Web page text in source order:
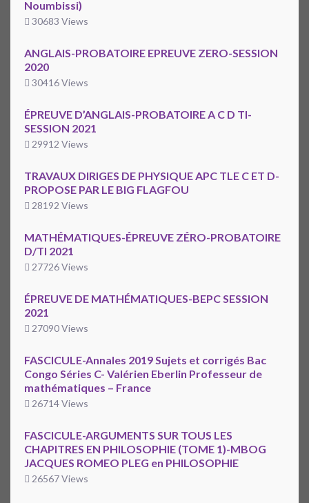
Noumbissi)
30683 Views
ANGLAIS-PROBATOIRE EPREUVE ZERO-SESSION
2020
30416 Views
ÉPREUVE D’ANGLAIS-PROBATOIRE A C D TI-
SESSION 2021
29912 Views
TRAVAUX DIRIGES DE PHYSIQUE APC TLE C ET D-
PROPOSE PAR LE BIG FLAGFOU
28192 Views
MATHÉMATIQUES-ÉPREUVE ZÉRO-PROBATOIRE
D/TI 2021
27726 Views
ÉPREUVE DE MATHÉMATIQUES-BEPC SESSION
2021
27090 Views
FASCICULE-Annales 2019 Sujets et corrigés Bac
Congo Séries C- Valérien Eberlin Professeur de
mathématiques – France
26714 Views
FASCICULE-ARGUMENTS SUR TOUS LES
CHAPITRES EN PHILOSOPHIE (TOME 1)-MBOG
JACQUES ROMEO PLEG en PHILOSOPHIE
26567 Views